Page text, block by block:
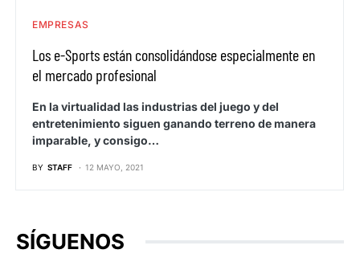
EMPRESAS
Los e-Sports están consolidándose especialmente en
el mercado profesional
En la virtualidad las industrias del juego y del
entretenimiento siguen ganando terreno de manera
imparable, y consigo…
BY STAFF 12 MAYO, 2021
SÍGUENOS